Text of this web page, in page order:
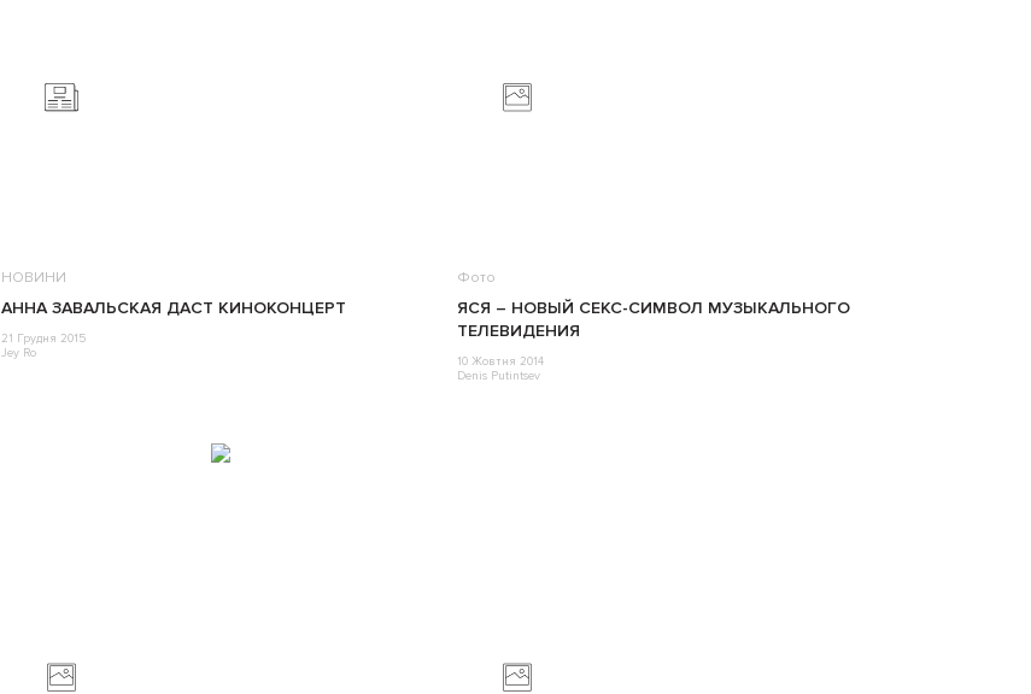
НОВИНИ
АННА ЗАВАЛЬСКАЯ ДАСТ КИНОКОНЦЕРТ
21 Грудня 2015
Jey Ro
Фото
ЯСЯ – НОВЫЙ СЕКС-СИМВОЛ МУЗЫКАЛЬНОГО
ТЕЛЕВИДЕНИЯ
10 Жовтня 2014
Denis Putintsev